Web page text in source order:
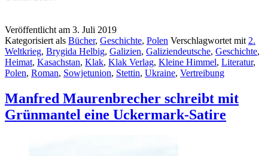
Veröffentlicht am 3. Juli 2019
Kategorisiert als Bücher, Geschichte, Polen Verschlagwortet mit 2.
Weltkrieg, Brygida Helbig, Galizien, Galiziendeutsche, Geschichte,
Heimat, Kasachstan, Klak, Klak Verlag, Kleine Himmel, Literatur,
Polen, Roman, Sowjetunion, Stettin, Ukraine, Vertreibung
Manfred Maurenbrecher schreibt mit
Grünmantel eine Uckermark-Satire